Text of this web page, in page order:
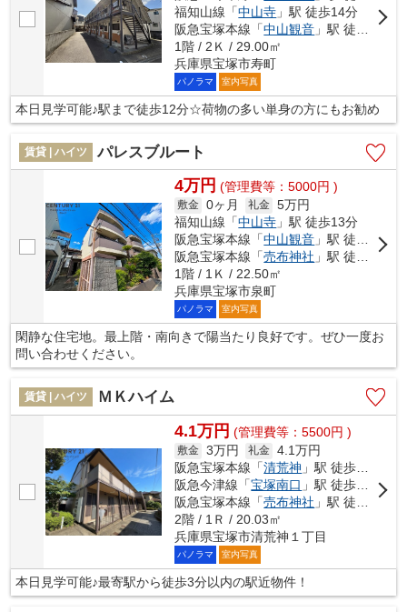
福知山線「中山寺 」駅 徒歩14分
阪急宝塚本線「中山観音 」駅 徒歩15分
1階 / 2Ｋ / 29.00㎡
兵庫県宝塚市寿町
パノラマ 室内写真
本日見学可能♪駅まで徒歩12分☆荷物の多い単身の方にもお勧め
賃貸 | ハイツ パレスブルート
4万円 (管理費等：5000円 )
敷金 0ヶ月 礼金 5万円
福知山線「中山寺 」駅 徒歩13分
阪急宝塚本線「中山観音 」駅 徒歩17分
阪急宝塚本線「売布神社 」駅 徒歩18分
1階 / 1Ｋ / 22.50㎡
兵庫県宝塚市泉町
パノラマ 室内写真
閑静な住宅地。最上階・南向きで陽当たり良好です。ぜひ一度お
問い合わせください。
賃貸 | ハイツ ＭＫハイム
4.1万円 (管理費等：5500円 )
敷金 3万円 礼金 4.1万円
阪急宝塚本線「清荒神 」駅 徒歩3分
阪急今津線「宝塚南口 」駅 徒歩14分
阪急宝塚本線「売布神社 」駅 徒歩16分
2階 / 1Ｒ / 20.03㎡
兵庫県宝塚市清荒神１丁目
パノラマ 室内写真
本日見学可能♪最寄駅から徒歩3分以内の駅近物件！